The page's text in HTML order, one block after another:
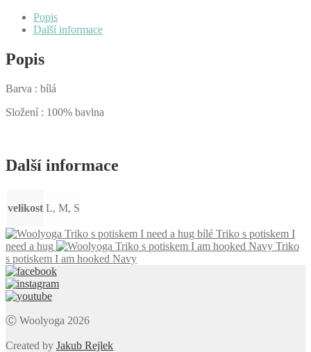
Popis
Další informace
Popis
Barva : bílá
Složení : 100% bavlna
Další informace
velikost L, M, S
Triko s potiskem I
need a hug
Triko
s potiskem I am hooked Navy
Ⓒ Woolyoga 2026
Created by Jakub Rejlek